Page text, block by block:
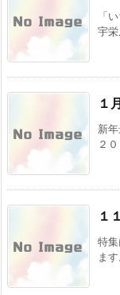
「
宇
１
新
２
１
特
ま